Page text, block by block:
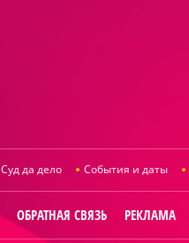
Суд да дело События и даты
ОБРАТНАЯ СВЯЗЬ РЕКЛАМА